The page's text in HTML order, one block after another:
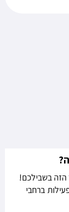
הזה בשבילכם!
ברחבי